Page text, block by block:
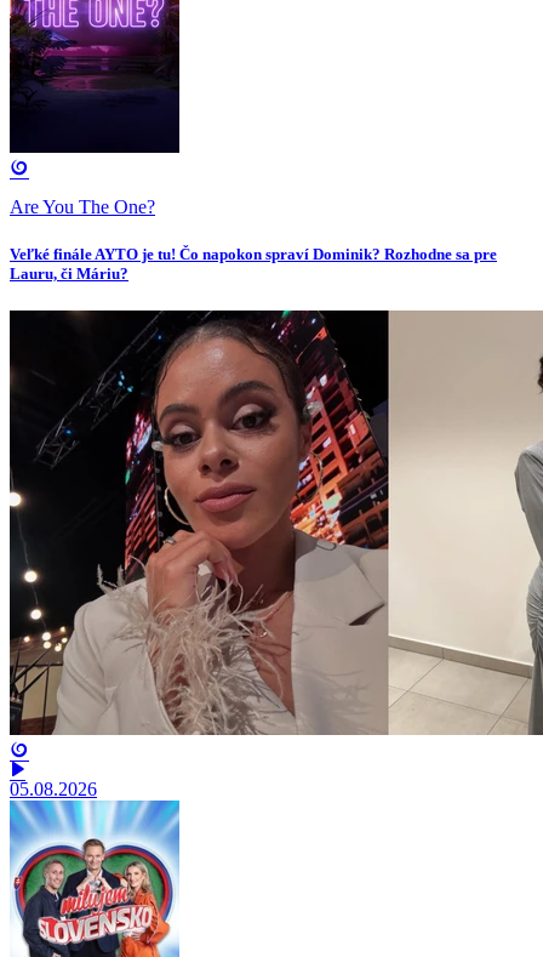
Are You The One?
Veľké finále AYTO je tu! Čo napokon spraví Dominik? Rozhodne sa pre
Lauru, či Máriu?
05.08.2026